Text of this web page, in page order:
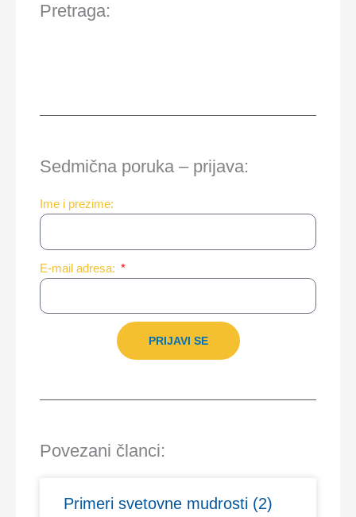
Pretraga:
Sedmična poruka – prijava:
Ime i prezime:
E-mail adresa:
PRIJAVI SE
Povezani članci:
Primeri svetovne mudrosti (2)